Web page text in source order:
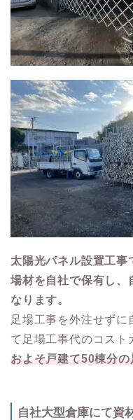
太陽光パネル設置工事
場材を自社で保有し、
なります。
足場工事を外注せずに
て足場工事代のコスト
およそ戸建て50棟分の
自社大型倉庫にて資